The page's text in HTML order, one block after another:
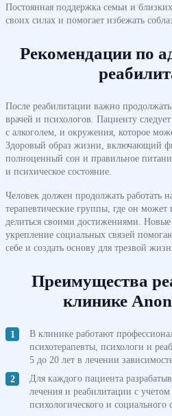
Постоянная поддержка семьи и
своих силах и помогает избежать
Рекомендации по
После реабилитации важно
врачей и психологов. Пациенту
с алкоголем, и окружения, которое
Здоровый образ жизни, включающий
полноценный сон и правильное
и психическое состояние.
Человек должен продолжать работать
терапевтические группы, где он
делиться своими достижениями.
укрепление социальных связей
себе и создать основу для трезвой
Преимущества
клинике
В клинике работают
психотерапевты, психологи и
5 до 20 лет в лечении
Для каждого пациента
лечения и реабилитации с учетом
психологического и социального